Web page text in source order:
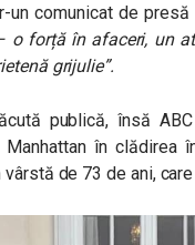
un comunicat de
o forță în afaceri, un
grijulie”.
publică, însă
în clădirea
de 73 de ani,